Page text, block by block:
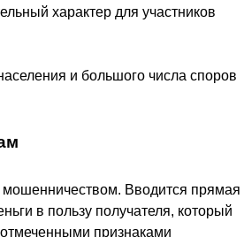
характер для участников
и большого числа споров
Вводится прямая
в пользу получателя, который
признаками